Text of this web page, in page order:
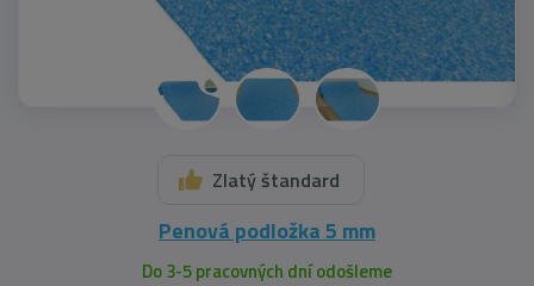
Zlatý štandard
Penová podložka 5 mm
Do 3-5 pracovných dní odošleme